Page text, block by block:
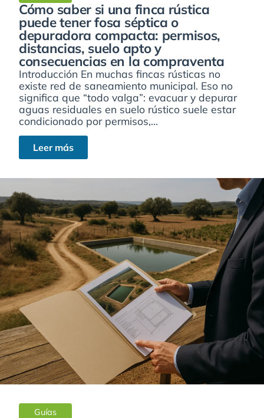
Cómo saber si una finca rústica
puede tener fosa séptica o
depuradora compacta: permisos,
distancias, suelo apto y
consecuencias en la compraventa
Introducción En muchas fincas rústicas no
existe red de saneamiento municipal. Eso no
significa que “todo valga”: evacuar y depurar
aguas residuales en suelo rústico suele estar
condicionado por permisos,...
Leer más
Guías